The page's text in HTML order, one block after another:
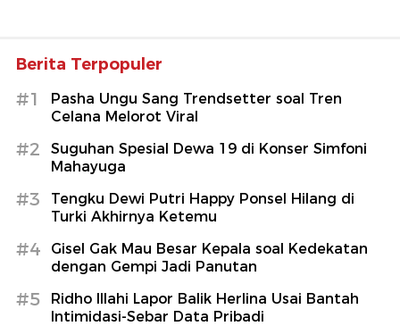
Berita Terpopuler
#1
Pasha Ungu Sang Trendsetter soal Tren
Celana Melorot Viral
#2
Suguhan Spesial Dewa 19 di Konser Simfoni
Mahayuga
#3
Tengku Dewi Putri Happy Ponsel Hilang di
Turki Akhirnya Ketemu
#4
Gisel Gak Mau Besar Kepala soal Kedekatan
dengan Gempi Jadi Panutan
#5
Ridho Illahi Lapor Balik Herlina Usai Bantah
Intimidasi-Sebar Data Pribadi